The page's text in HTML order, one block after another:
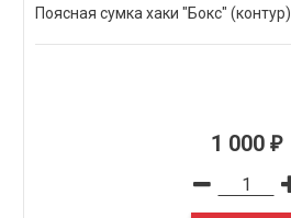
Поясная сумка хаки "Бокс" (контур)
1 000 ₽